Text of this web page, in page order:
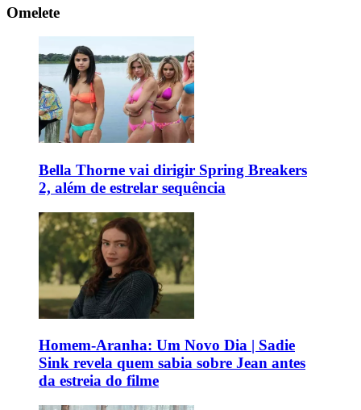
Omelete
Bella Thorne vai dirigir Spring Breakers
2, além de estrelar sequência
Homem-Aranha: Um Novo Dia | Sadie
Sink revela quem sabia sobre Jean antes
da estreia do filme